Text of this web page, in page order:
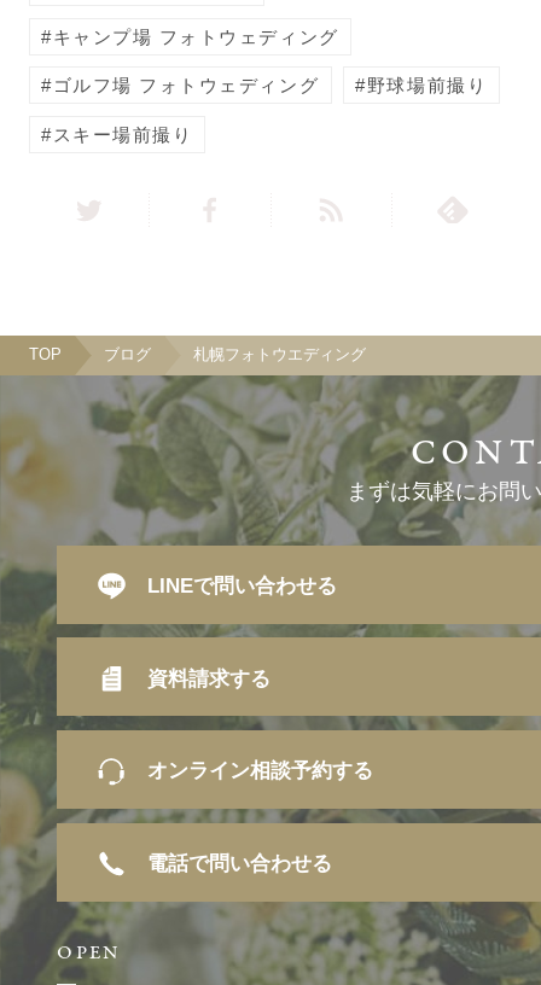
キャンプ場 フォトウェディング
ゴルフ場 フォトウェディング 野球場前撮り
スキー場前撮り
TOP ブログ 札幌フォトウエディング
まずは気軽にお問
LINEで問い合わせる
資料請求する
オンライン相談予約する
電話で問い合わせる
OPEN